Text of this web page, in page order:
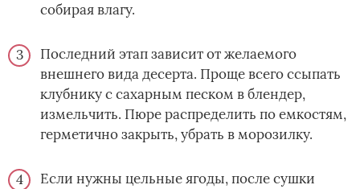
собирая влагу.
Последний этап зависит от желаемого
внешнего вида десерта. Проще всего ссыпать
клубнику с сахарным песком в блендер,
измельчить. Пюре распределить по емкостям,
герметично закрыть, убрать в морозилку.
Если нужны цельные ягоды, после сушки